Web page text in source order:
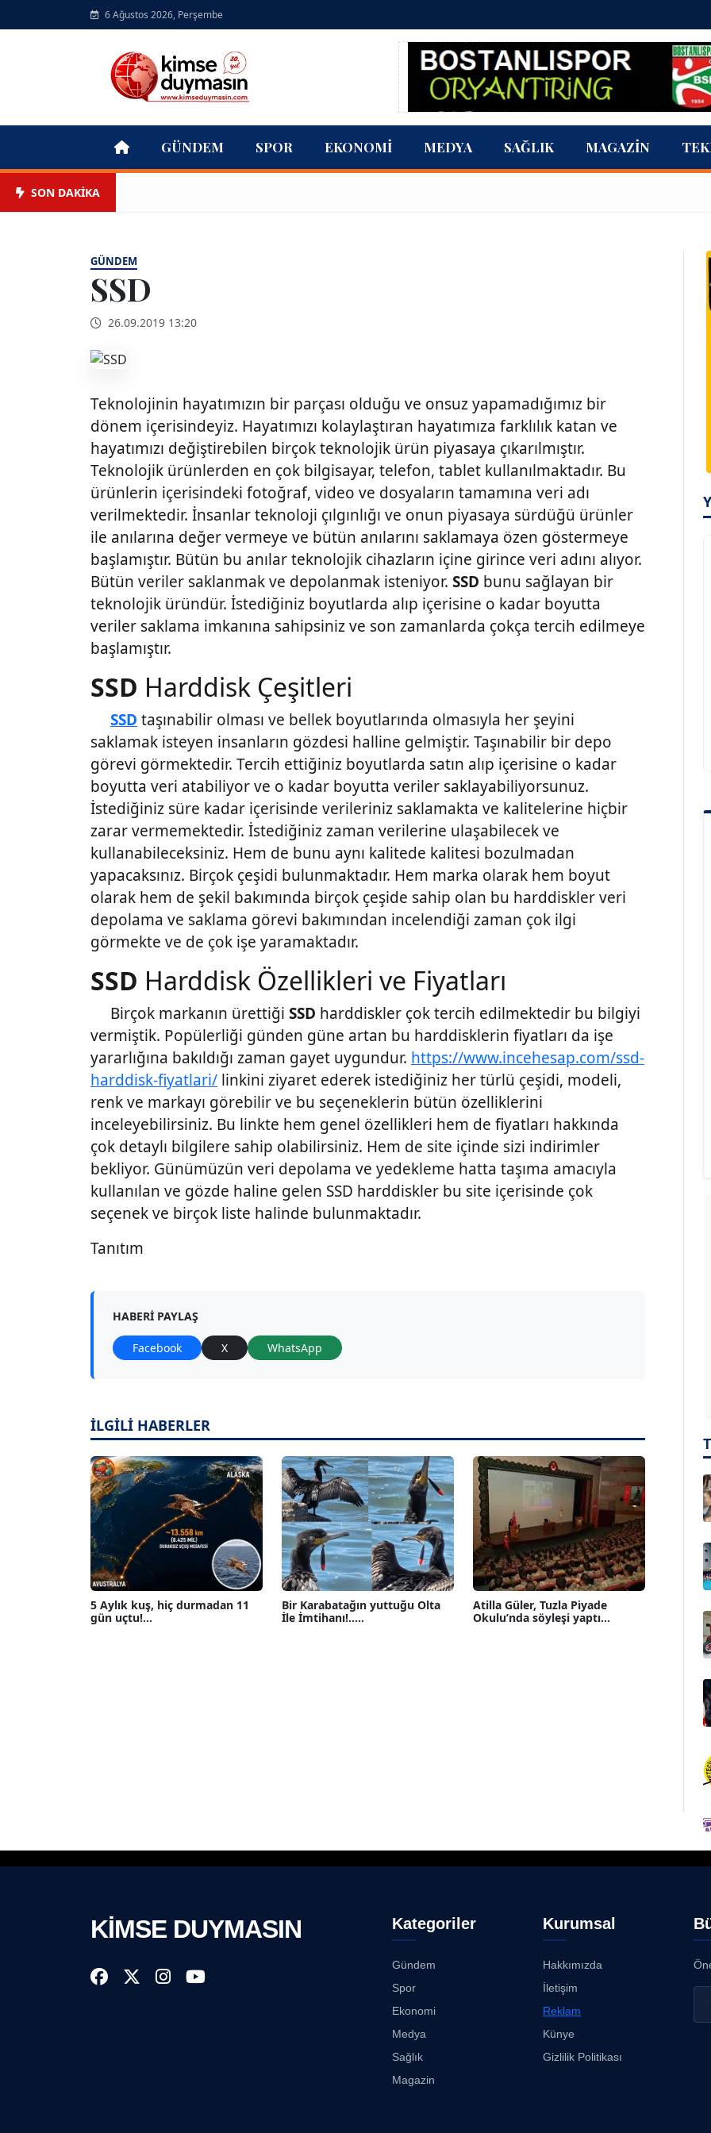
6 Ağustos 2026, Perşembe
GÜNDEM SPOR EKONOMI MEDYA SAĞLIK MAGAZIN
SON DAKİKA
GÜNDEM
SSD
26.09.2019 13:20
Teknolojinin hayatımızın bir parçası olduğu ve onsuz yapamadığımız bir
dönem içerisindeyiz. Hayatımızı kolaylaştıran hayatımıza farklılık katan ve
hayatımızı değiştirebilen birçok teknolojik ürün piyasaya çıkarılmıştır.
Teknolojik ürünlerden en çok bilgisayar, telefon, tablet kullanılmaktadır. Bu
ürünlerin içerisindeki fotoğraf, video ve dosyaların tamamına veri adı
verilmektedir. İnsanlar teknoloji çılgınlığı ve onun piyasaya sürdüğü ürünler
ile anılarına değer vermeye ve bütün anılarını saklamaya özen göstermeye
başlamıştır. Bütün bu anılar teknolojik cihazların içine girince veri adını alıyor.
Bütün veriler saklanmak ve depolanmak isteniyor. SSD bunu sağlayan bir
teknolojik üründür. İstediğiniz boyutlarda alıp içerisine o kadar boyutta
veriler saklama imkanına sahipsiniz ve son zamanlarda çokça tercih edilmeye
başlamıştır.
SSD Harddisk Çeşitleri
SSD taşınabilir olması ve bellek boyutlarında olmasıyla her şeyini
saklamak isteyen insanların gözdesi halline gelmiştir. Taşınabilir bir depo
görevi görmektedir. Tercih ettiğiniz boyutlarda satın alıp içerisine o kadar
boyutta veri atabiliyor ve o kadar boyutta veriler saklayabiliyorsunuz.
İstediğiniz süre kadar içerisinde verileriniz saklamakta ve kalitelerine hiçbir
zarar vermemektedir. İstediğiniz zaman verilerine ulaşabilecek ve
kullanabileceksiniz. Hem de bunu aynı kalitede kalitesi bozulmadan
yapacaksınız. Birçok çeşidi bulunmaktadır. Hem marka olarak hem boyut
olarak hem de şekil bakımında birçok çeşide sahip olan bu harddiskler veri
depolama ve saklama görevi bakımından incelendiği zaman çok ilgi
görmekte ve de çok işe yaramaktadır.
SSD Harddisk Özellikleri ve Fiyatları
Birçok markanın ürettiği SSD harddiskler çok tercih edilmektedir bu bilgiyi
vermiştik. Popülerliği günden güne artan bu harddisklerin fiyatları da işe
yararlığına bakıldığı zaman gayet uygundur. https://www.incehesap.com/ssd-
harddisk-fiyatlari/ linkini ziyaret ederek istediğiniz her türlü çeşidi, modeli,
renk ve markayı görebilir ve bu seçeneklerin bütün özelliklerini
inceleyebilirsiniz. Bu linkte hem genel özellikleri hem de fiyatları hakkında
çok detaylı bilgilere sahip olabilirsiniz. Hem de site içinde sizi indirimler
bekliyor. Günümüzün veri depolama ve yedekleme hatta taşıma amacıyla
kullanılan ve gözde haline gelen SSD harddiskler bu site içerisinde çok
seçenek ve birçok liste halinde bulunmaktadır.
Tanıtım
HABERI PAYLAŞ
Facebook X WhatsApp
İLGİLİ HABERLER
5 Aylık kuş, hiç durmadan 11
gün uçtu!...
Bir Karabatağın yuttuğu Olta
İle İmtihanı!.....
Atilla Güler, Tuzla Piyade
Okulu’nda söyleşi yaptı...
KİMSE DUYMASIN Kategoriler
Gündem
Spor
Ekonomi
Medya
Sağlık
Magazin
Kurumsal
Hakkımızda
İletişim
Reklam
Künye
Gizlilik Politikası